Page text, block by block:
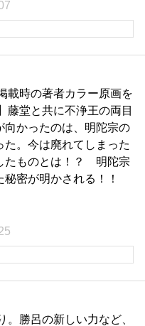
載時の著者カラー原画を
藤堂と共に不浄王の両目
向かったのは、明陀宗の
。今は廃れてしまった
たものとは！？ 明陀宗
密が明かされる！！
。勝呂の新しい力など、